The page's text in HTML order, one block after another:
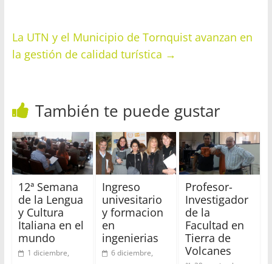
La UTN y el Municipio de Tornquist avanzan en
la gestión de calidad turística →
También te puede gustar
12ª Semana
de la Lengua
y Cultura
Italiana en el
mundo
1 diciembre,
Ingreso
univesitario
y formacion
en
ingenierias
6 diciembre,
Profesor-
Investigador
de la
Facultad en
Tierra de
Volcanes